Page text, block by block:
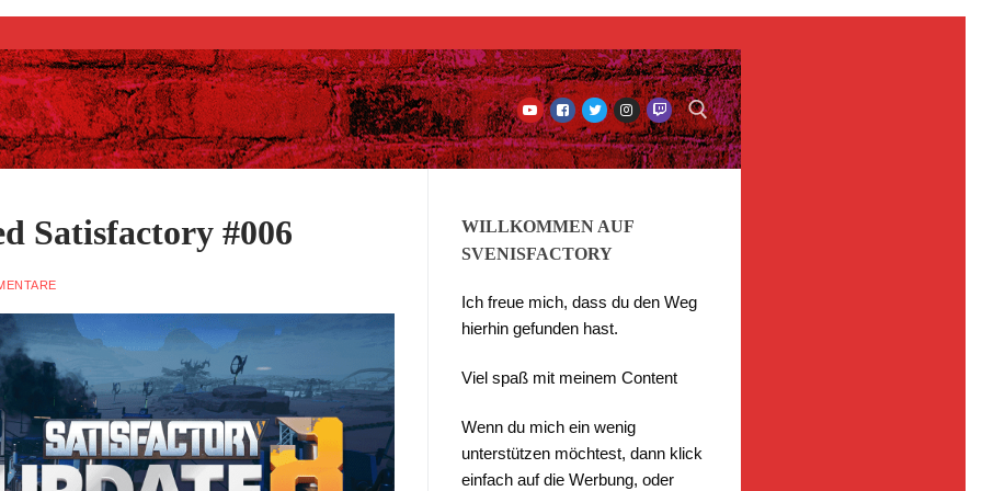
Satisfactory #006
WILLKOMMEN AUF
SVENISFACTORY
Ich freue mich, dass du den Weg
hierhin gefunden hast.
Viel spaß mit meinem Content
Wenn du mich ein wenig
unterstützen möchtest, dann klick
einfach auf die Werbung, oder